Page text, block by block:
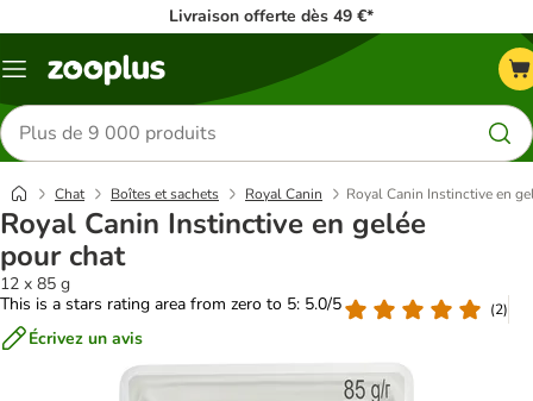
Livraison offerte dès 49 €*
Menu
Rechercher
des
produits
Chat Boîtes et sachets Royal Canin Royal Canin Instinctive en
Royal Canin Instinctive en gelée
pour chat
12 x 85 g
This is a stars rating area from zero to 5: 5.0/5
(2)
Écrivez un avis